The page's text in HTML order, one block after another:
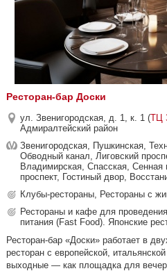
Ресторан-бар Доски
ул. Звенигородская, д. 1, к. 1 (ТЦ
Адмиралтейский район
Звенигородская, Пушкинская,
Обводный канал, Лиговский
Владимирская, Спасская,
проспект, Гостиный двор,
Клубы-рестораны, Рестораны с
Рестораны и кафе для
питания (Fast Food). Японские
Ресторан-бар «Доски» работает в
ресторан с европейской,
выходные — как площадка для